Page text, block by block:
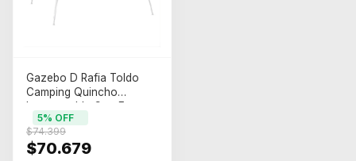
Gazebo D Rafia Toldo
Camping Quincho
Impermeable Con Estacas
Color Blanco
$70.679
$74.399
5% OFF